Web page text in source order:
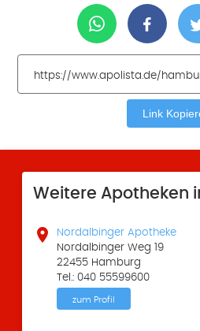
Link
Weitere Apotheken

Nordalbinger Apotheke
Nordalbinger Weg 19
22455 Hamburg
Tel.: 040 55599600
zum Profil